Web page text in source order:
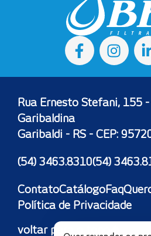
Rua Ernesto Stefani, 155
Garibaldina
Garibaldi - RS - CEP:
(54) 3463.8310(54)
ContatoCatálogoFaq
Política de Privacidade
voltar para o topo